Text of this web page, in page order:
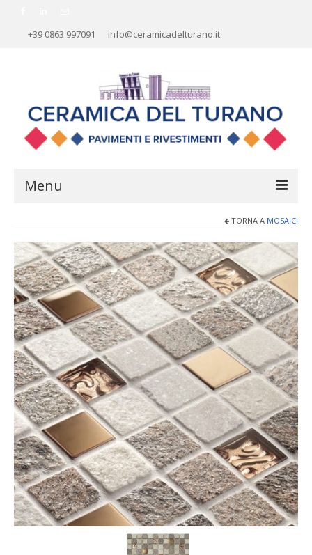
+39 0863 997091 info@ceramicadelturano.it
Menu
AZIENDA
RIVESTIMENTI
PAVIMENTI
MOSAICI
MOBILI BAGNO
ARREDO BAGNO
BOX DOCCIA
Sanitari
RUBINETTERIA
CAMINI E STUFE
TORNA A MOSAICI